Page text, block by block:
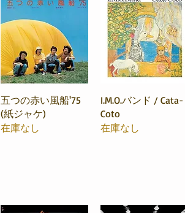
クイックビュー
五つの赤い風船'75
(紙ジャケ)
在庫なし
クイックビュー
I.M.O.バンド / Cata-
Coto
在庫なし